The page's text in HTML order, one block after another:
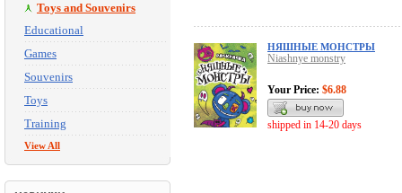
Toys and Souvenirs
Educational
Games
Souvenirs
Toys
Training
View All
НЯШНЫЕ МОНСТРЫ
Niashnye monstry
Your Price: $6.88
shipped in 14-20 days